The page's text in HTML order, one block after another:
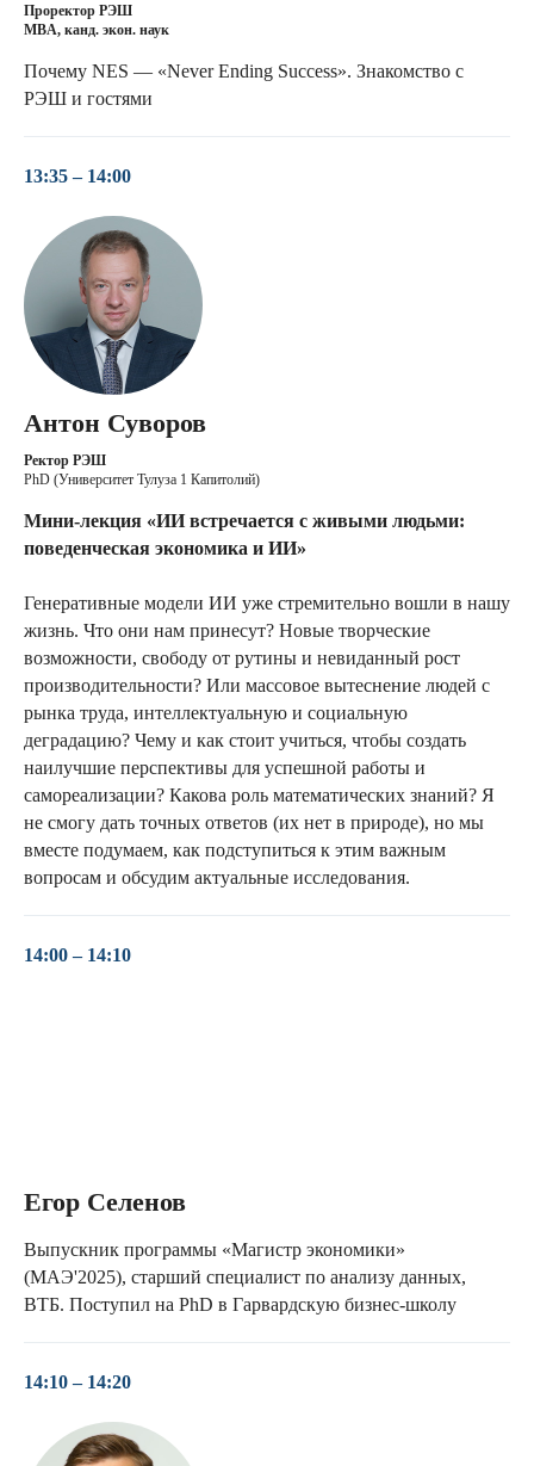
Проректор РЭШ
МBA, канд. экон. наук
Почему NES — «Never Ending Success». Знакомство с
РЭШ и гостями
13:35 – 14:00
Антон Суворов
Ректор РЭШ
PhD (Университет Тулуза 1 Капитолий)
Мини-лекция «ИИ встречается с живыми людьми:
поведенческая экономика и ИИ»
Генеративные модели ИИ уже стремительно вошли в нашу
жизнь. Что они нам принесут? Новые творческие
возможности, свободу от рутины и невиданный рост
производительности? Или массовое вытеснение людей с
рынка труда, интеллектуальную и социальную
деградацию? Чему и как стоит учиться, чтобы создать
наилучшие перспективы для успешной работы и
самореализации? Какова роль математических знаний? Я
не смогу дать точных ответов (их нет в природе), но мы
вместе подумаем, как подступиться к этим важным
вопросам и обсудим актуальные исследования.
14:00 – 14:10
Егор Селенов
Выпускник программы «Магистр экономики»
(МАЭ'2025), старший специалист по анализу данных,
ВТБ. Поступил на PhD в Гарвардскую бизнес-школу
14:10 – 14:20